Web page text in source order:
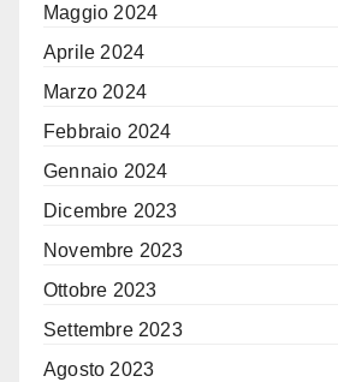
Maggio 2024
Aprile 2024
Marzo 2024
Febbraio 2024
Gennaio 2024
Dicembre 2023
Novembre 2023
Ottobre 2023
Settembre 2023
Agosto 2023